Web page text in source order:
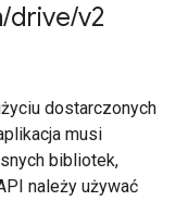
/drive/v2
dostarczonych
musi
bibliotek,
należy używać